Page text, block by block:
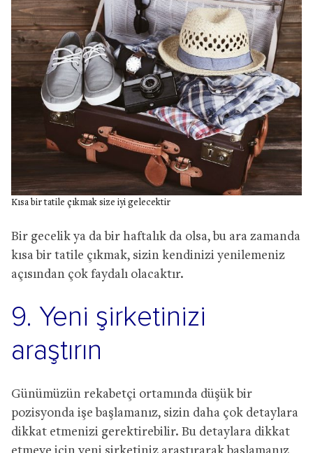
Kısa bir tatile çıkmak size iyi gelecektir
Bir gecelik ya da bir haftalık da olsa, bu ara zamanda
kısa bir tatile çıkmak, sizin kendinizi yenilemeniz
açısından çok faydalı olacaktır.
9. Yeni şirketinizi
araştırın
Günümüzün rekabetçi ortamında düşük bir
pozisyonda işe başlamanız, sizin daha çok detaylara
dikkat etmenizi gerektirebilir. Bu detaylara dikkat